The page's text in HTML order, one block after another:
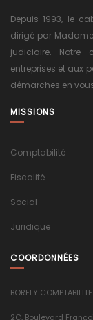
Depuis 1993, le
dirigé par Madame
judiciaire. Notre
entreprises et aux
démarches en
MISSIONS
Comptabilité
Fiscalité
Social
Juridique
COORDONNÉES
BORELY
2C, Boulevard